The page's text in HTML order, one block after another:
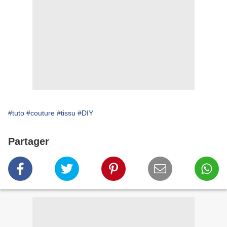
#tuto #couture #tissu #DIY
Partager